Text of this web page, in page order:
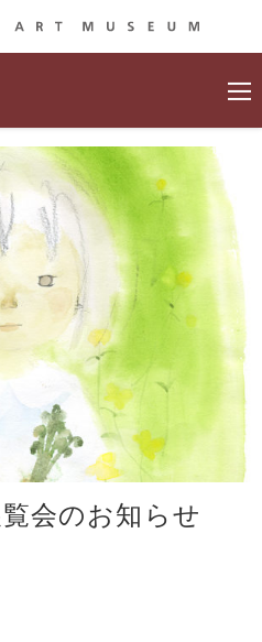
会のお知らせ